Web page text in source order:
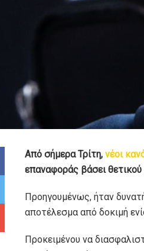
Από σήμερα Τρίτη, νέοι
επαναφοράς βάσει
Προηγουμένως, ήταν
αποτέλεσμα από δοκιμή
Προκειμένου να